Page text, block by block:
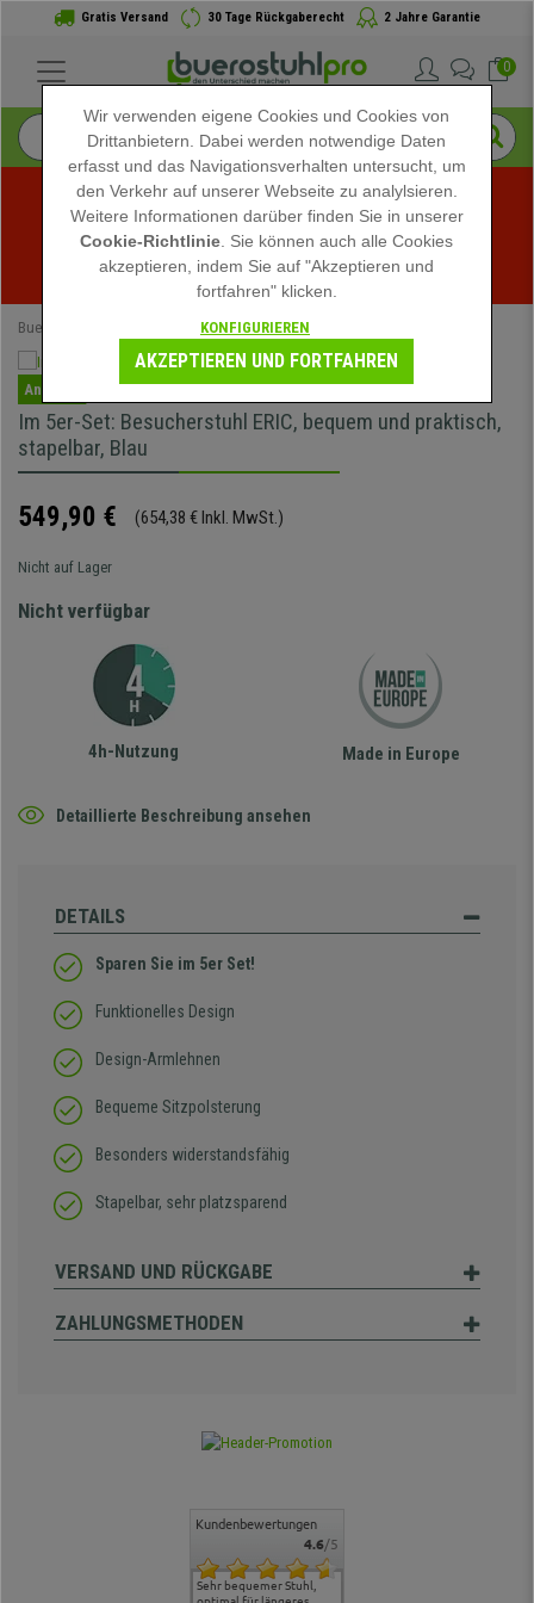
Gratis Versand 30 Tage Rückgaberecht 2 Jahre Garantie
0
Sommerschlussverkauf bei buerostuhlpro! Exklusive
Rabatte für kurze Zeit - Aktion ansehen -
Buerostuhlpro Konferenzstühle
Angebot
Im 5er-Set: Besucherstuhl ERIC, bequem und praktisch,
stapelbar, Blau
549,90 € (654,38 € Inkl. MwSt.)
Nicht auf Lager
Nicht verfügbar
4h-Nutzung Made in Europe
Detaillierte Beschreibung ansehen
DETAILS
Sparen Sie im 5er Set!
Funktionelles Design
Design-Armlehnen
Bequeme Sitzpolsterung
Besonders widerstandsfähig
Stapelbar, sehr platzsparend
VERSAND UND RÜCKGABE
ZAHLUNGSMETHODEN
Kundenbewertungen
4.6/5
Sehr bequemer Stuhl,
Wir verwenden eigene Cookies und Cookies von
Drittanbietern. Dabei werden notwendige Daten
erfasst und das Navigationsverhalten untersucht, um
den Verkehr auf unserer Webseite zu analylsieren.
Weitere Informationen darüber finden Sie in unserer
Cookie-Richtlinie . Sie können auch alle Cookies
akzeptieren, indem Sie auf "Akzeptieren und
fortfahren" klicken.
KONFIGURIEREN
AKZEPTIEREN UND FORTFAHREN